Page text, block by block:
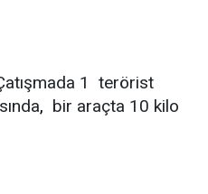
1 terörist
, bir araçta 10 kilo